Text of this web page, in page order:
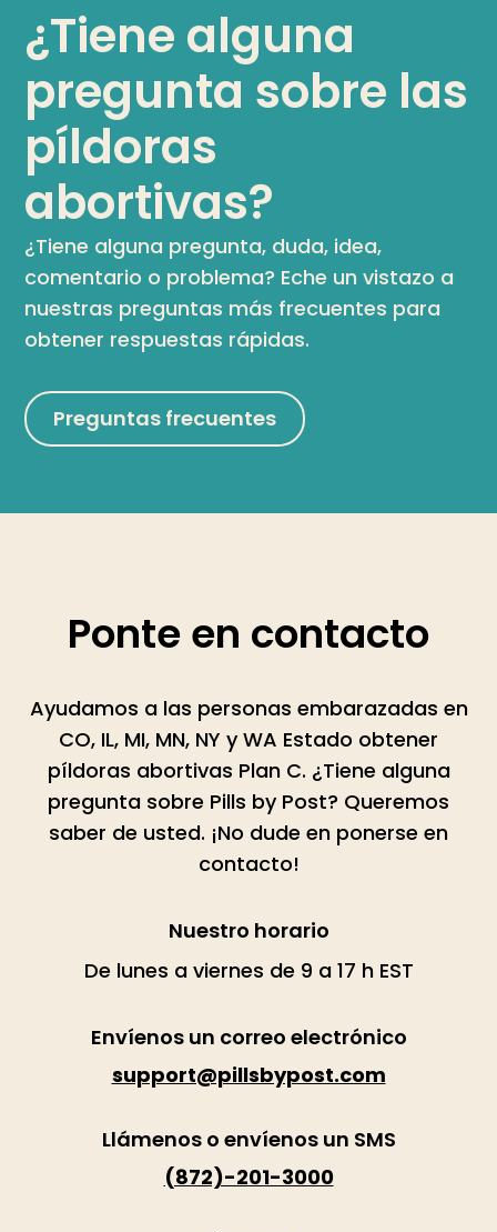
¿Tiene alguna
pregunta sobre las
píldoras
abortivas?
¿Tiene alguna pregunta, duda, idea,
comentario o problema? Eche un vistazo a
nuestras preguntas más frecuentes para
obtener respuestas rápidas.
Preguntas frecuentes
Ponte en contacto
Ayudamos a las personas embarazadas en
CO, IL, MI, MN, NY y WA Estado obtener
píldoras abortivas Plan C. ¿Tiene alguna
pregunta sobre Pills by Post? Queremos
saber de usted. ¡No dude en ponerse en
contacto!
Nuestro horario
De lunes a viernes de 9 a 17 h EST
Envíenos un correo electrónico
support@pillsbypost.com
Llámenos o envíenos un SMS
(872)-201-3000